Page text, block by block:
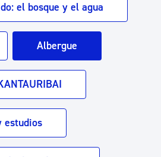
el bosque y el agua
Albergue
estudios